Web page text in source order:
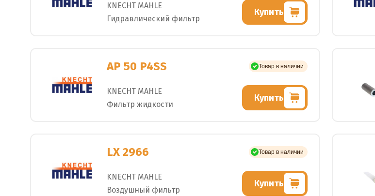
KNECHT MAHLE
Гидравлический фильтр
Купить
AP 50 P4SS Товар в наличии
KNECHT MAHLE
Фильтр жидкости
Купить
LX 2966 Товар в наличии
KNECHT MAHLE
Воздушный фильтр
Купить